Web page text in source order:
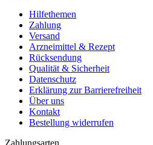
Hilfethemen
Zahlung
Versand
Arzneimittel & Rezept
Rücksendung
Qualität & Sicherheit
Datenschutz
Erklärung zur Barrierefreiheit
Über uns
Kontakt
Bestellung widerrufen